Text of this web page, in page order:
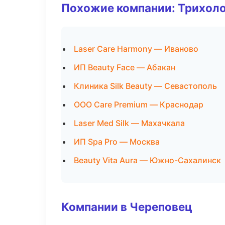
Похожие компании:
Laser Care Harmony — Иваново
ИП Beauty Face — Абакан
Клиника Silk Beauty — Севастополь
ООО Care Premium — Краснодар
Laser Med Silk — Махачкала
ИП Spa Pro — Москва
Beauty Vita Aura — Южно-Сахалинск
Компании в Череповец